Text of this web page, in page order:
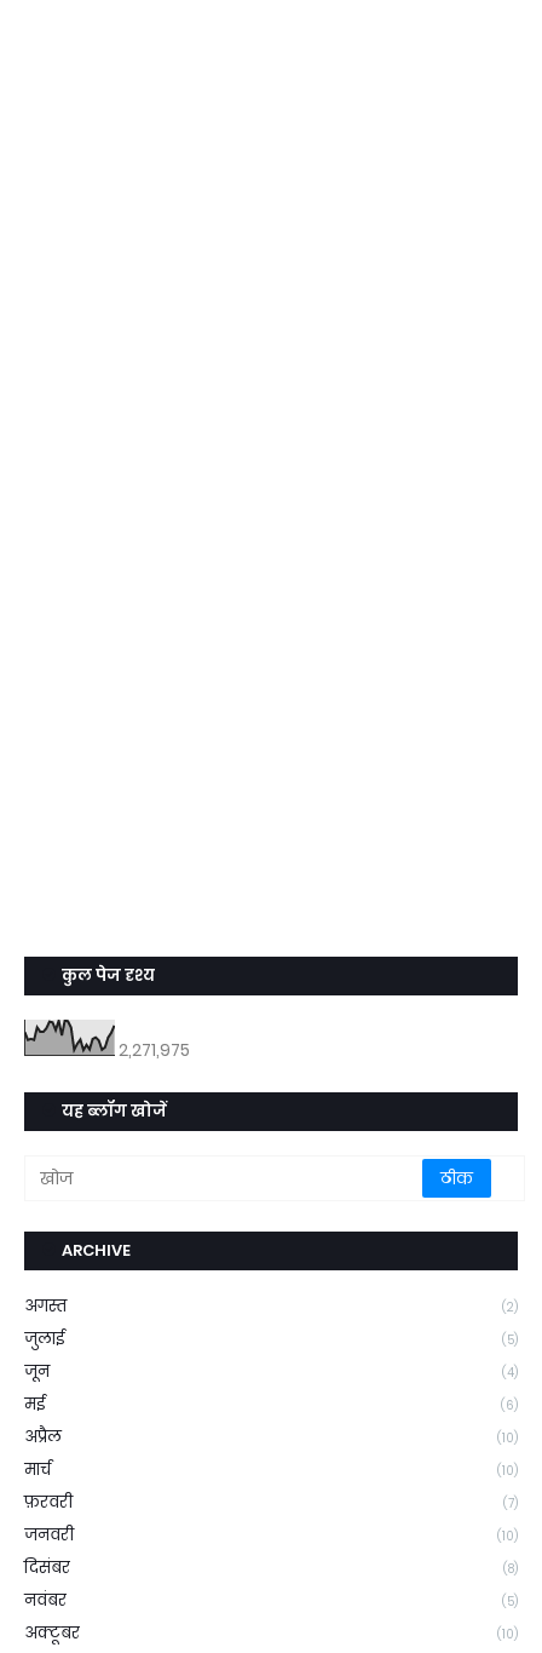
कुल पेज दृश्य
2,271,975
यह ब्लॉग खोजें
ARCHIVE
अगस्त (2)
जुलाई (5)
जून (4)
मई (6)
अप्रैल (10)
मार्च (10)
फ़रवरी (7)
जनवरी (10)
दिसंबर (8)
नवंबर (5)
अक्टूबर (10)